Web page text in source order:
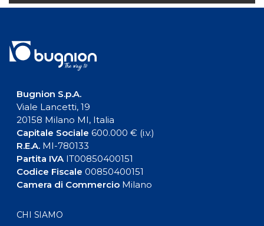
Bugnion S.p.A.
Viale Lancetti, 19
20158 Milano MI, Italia
Capitale Sociale 600.000 € (i.v.)
R.E.A.MI-780133
Partita IVAIT00850400151
Codice Fiscale 00850400151
Camera di CommercioMilano
CHI SIAMO